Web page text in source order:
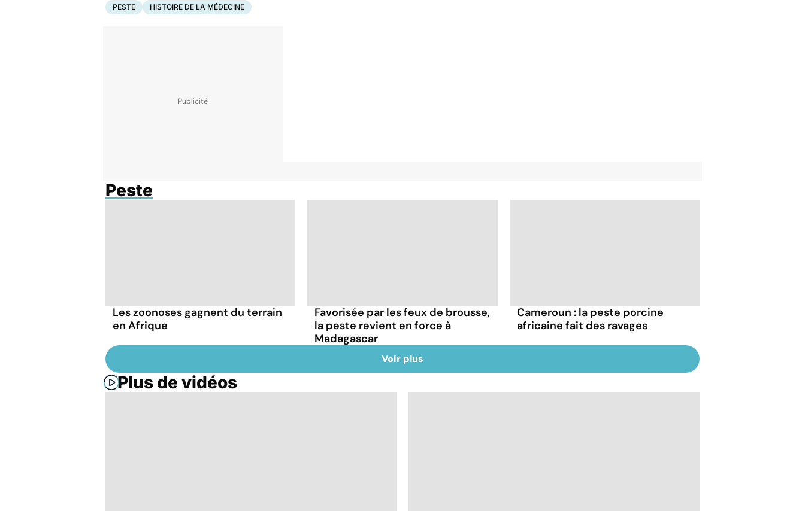
PESTE HISTOIRE DE LA MÉDECINE
Peste
Les zoonoses gagnent du terrain
en Afrique
Favorisée par les feux de brousse,
la peste revient en force à
Madagascar
Cameroun : la peste porcine
africaine fait des ravages
Voir plus
Plus de vidéos